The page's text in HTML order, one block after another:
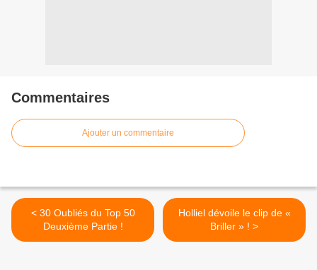
Commentaires
Ajouter un commentaire
< 30 Oubliés du Top 50
Deuxième Partie !
Holliel dévoile le clip de «
Briller » ! >